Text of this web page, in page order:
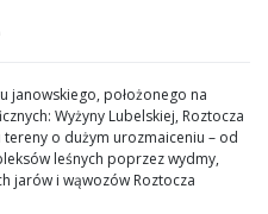
janowskiego, położonego na
Wyżyny Lubelskiej, Roztocza
o dużym urozmaiceniu – od
leśnych poprzez wydmy,
jarów i wąwozów Roztocza